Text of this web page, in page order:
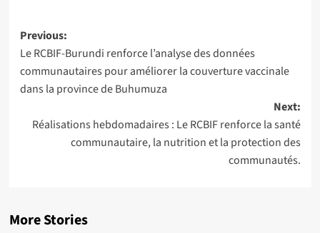
Post
navigation
Previous:
Le RCBIF-Burundi renforce l’analyse des données
communautaires pour améliorer la couverture vaccinale
dans la province de Buhumuza
Next:
Réalisations hebdomadaires : Le RCBIF renforce la santé
communautaire, la nutrition et la protection des
communautés.
More Stories